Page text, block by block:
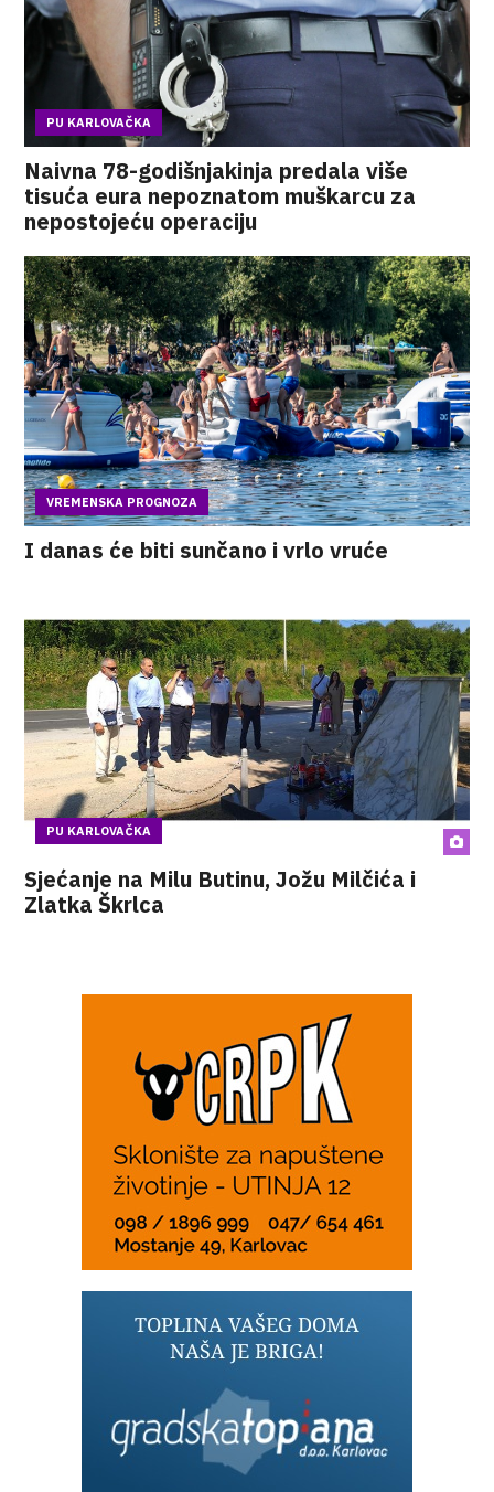
PU KARLOVAČKA
Naivna 78-godišnjakinja predala više
tisuća eura nepoznatom muškarcu za
nepostojeću operaciju
VREMENSKA PROGNOZA
I danas će biti sunčano i vrlo vruće
PU KARLOVAČKA
Sjećanje na Milu Butinu, Jožu Milčića i
Zlatka Škrlca